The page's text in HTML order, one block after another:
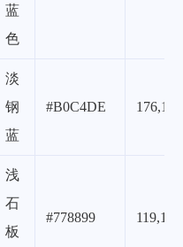
蓝
色
淡
钢
蓝
#B0C4DE
浅
石
板
#778899